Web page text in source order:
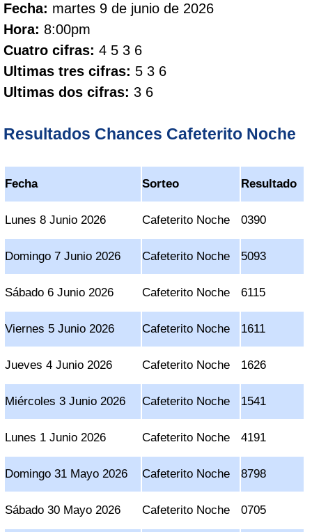
Fecha: martes 9 de junio de 2026
Hora: 8:00pm
Cuatro cifras: 4 5 3 6
Ultimas tres cifras: 5 3 6
Ultimas dos cifras: 3 6
Resultados Chances Cafeterito Noche
Fecha Sorteo Resultado
Lunes 8 Junio 2026 Cafeterito Noche 0390
Domingo 7 Junio 2026 Cafeterito Noche 5093
Sábado 6 Junio 2026 Cafeterito Noche 6115
Viernes 5 Junio 2026 Cafeterito Noche 1611
Jueves 4 Junio 2026 Cafeterito Noche 1626
Miércoles 3 Junio 2026 Cafeterito Noche 1541
Lunes 1 Junio 2026 Cafeterito Noche 4191
Domingo 31 Mayo 2026 Cafeterito Noche 8798
Sábado 30 Mayo 2026 Cafeterito Noche 0705